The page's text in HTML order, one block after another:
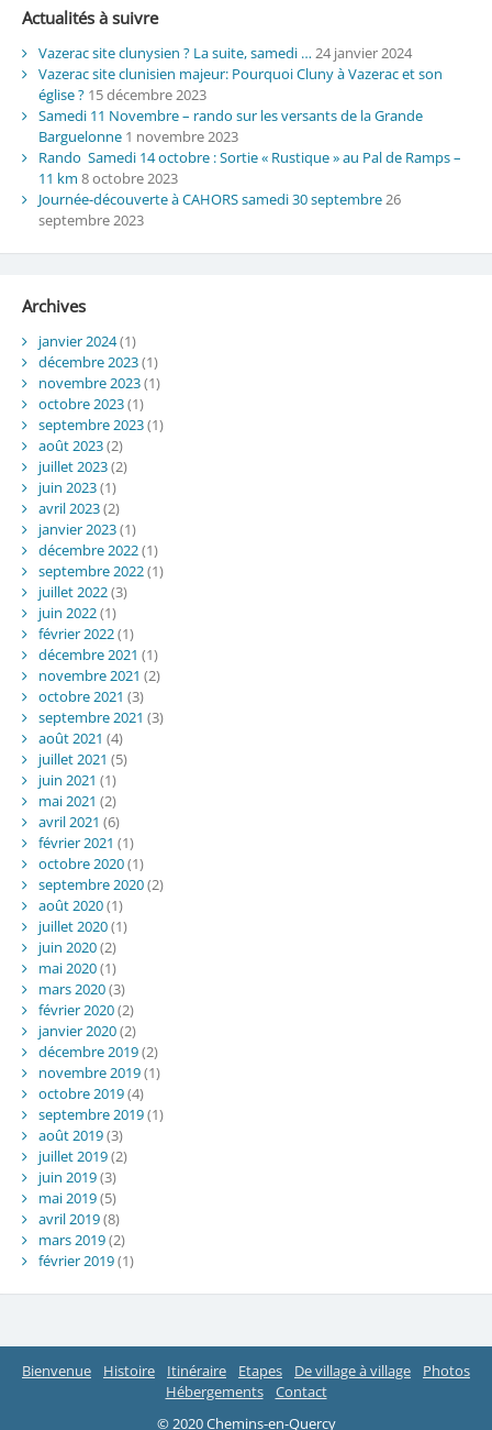
Actualités à suivre
Vazerac site clunysien ? La suite, samedi … 24 janvier 2024
Vazerac site clunisien majeur: Pourquoi Cluny à Vazerac et son
église ? 15 décembre 2023
Samedi 11 Novembre – rando sur les versants de la Grande
Barguelonne 1 novembre 2023
Rando Samedi 14 octobre : Sortie « Rustique » au Pal de Ramps –
11 km 8 octobre 2023
Journée-découverte à CAHORS samedi 30 septembre26
septembre 2023
Archives
janvier 2024(1)
décembre 2023(1)
novembre 2023(1)
octobre 2023(1)
septembre 2023(1)
août 2023(2)
juillet 2023(2)
juin 2023(1)
avril 2023(2)
janvier 2023(1)
décembre 2022(1)
septembre 2022(1)
juillet 2022(3)
juin 2022(1)
février 2022(1)
décembre 2021 (1)
novembre 2021 (2)
octobre 2021 (3)
septembre 2021 (3)
août 2021 (4)
juillet 2021 (5)
juin 2021 (1)
mai 2021 (2)
avril 2021 (6)
février 2021 (1)
octobre 2020(1)
septembre 2020(2)
août 2020(1)
juillet 2020(1)
juin 2020(2)
mai 2020(1)
mars 2020(3)
février 2020(2)
janvier 2020(2)
décembre 2019(2)
novembre 2019(1)
octobre 2019(4)
septembre 2019(1)
août 2019(3)
juillet 2019(2)
juin 2019(3)
mai 2019(5)
avril 2019(8)
mars 2019(2)
février 2019(1)
Bienvenue Histoire Itinéraire Etapes De village à village
Photos
Hébergements
Contact
© 2020 Chemins-en-Quercy